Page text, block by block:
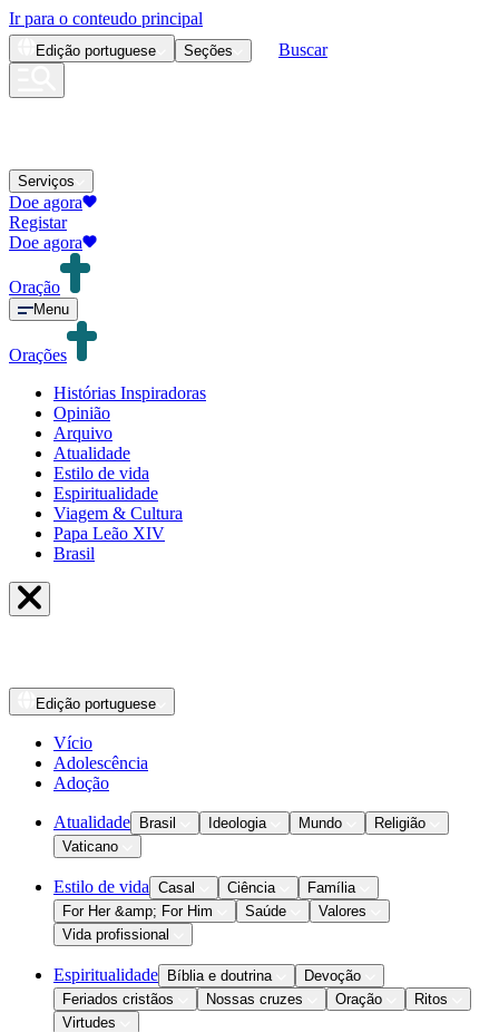
Ir para o conteudo principal
Edição portuguese Seções Buscar
Serviços
Doe agora
Registar
Doe agora
Oração
Menu
Orações
Histórias Inspiradoras
Opinião
Arquivo
Atualidade
Estilo de vida
Espiritualidade
Viagem & Cultura
Papa Leão XIV
Brasil
Edição portuguese
Vício
Adolescência
Adoção
Atualidade Brasil Ideologia Mundo
Religião
Vaticano
Estilo de vida Casal Ciência
Família
For Her &amp; For Him
Saúde
Valores
Vida profissional
Espiritualidade Bíblia e doutrina
Devoção
Feriados cristãos
Nossas cruzes Oração
Ritos
Virtudes